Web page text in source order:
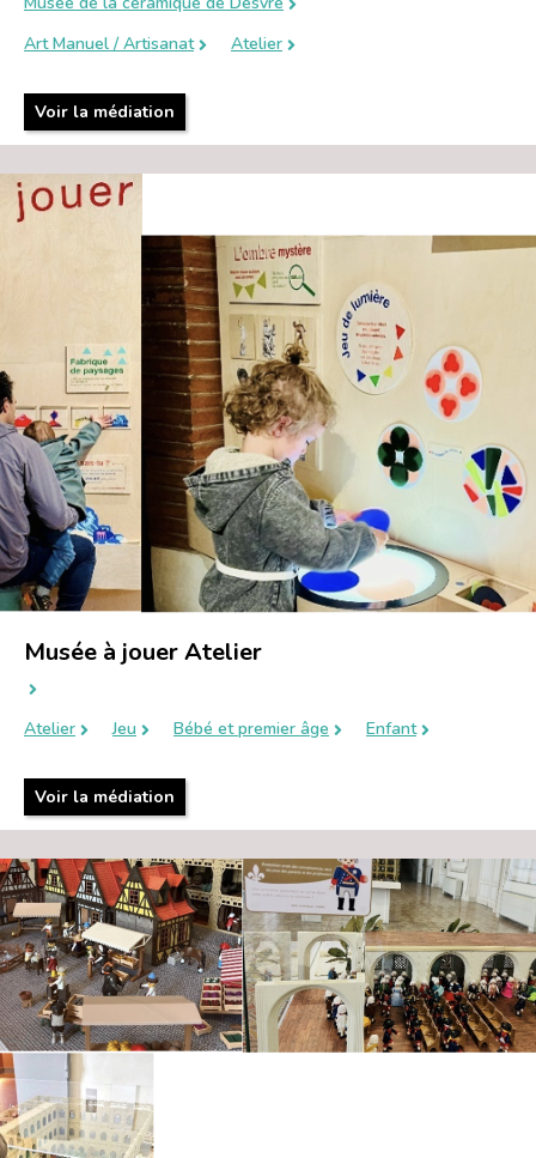
Art Manuel / Artisanat
Atelier
Voir la médiation
Musée à jouer Atelier
Atelier Jeu Bébé et premier âge Enfant
Voir la médiation